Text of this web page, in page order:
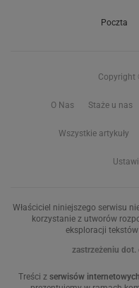
Poczta
Copyright
O Nas Staże u nas
Wszystkie artykuły
Właściciel niniejszego serwisu
korzystanie z utworów
eksploracji
zastrzeżeniu dot.
Treści z serwisów